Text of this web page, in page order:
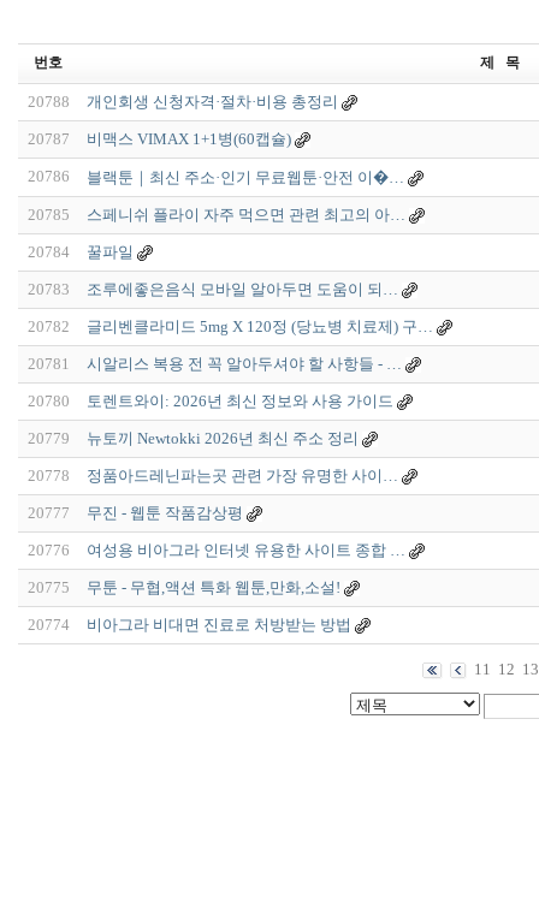
번호 제 목
20788 개인회생 신청자격·절차·비용 총정리
20787 비맥스 VIMAX 1+1병(60캡슐)
20786 블랙툰｜최신 주소·인기 무료웹툰·안전 이�…
20785 스페니쉬 플라이 자주 먹으면 관련 최고의 아…
20784 꿀파일
20783 조루에좋은음식 모바일 알아두면 도움이 되…
20782 글리벤클라미드 5mg X 120정 (당뇨병 치료제) 구…
20781 시알리스 복용 전 꼭 알아두셔야 할 사항들 - …
20780 토렌트와이: 2026년 최신 정보와 사용 가이드
20779 뉴토끼 Newtokki 2026년 최신 주소 정리
20778 정품아드레닌파는곳 관련 가장 유명한 사이…
20777 무진 - 웹툰 작품감상평
20776 여성용 비아그라 인터넷 유용한 사이트 종합 …
20775 무툰 - 무협,액션 특화 웹툰,만화,소설!
20774 비아그라 비대면 진료로 처방받는 방법
11 12 13